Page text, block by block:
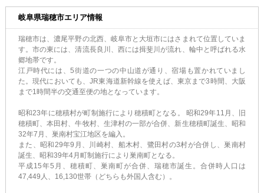
岐阜県瑞穂市エリア情報
瑞穂市は、濃尾平野の北西、岐阜市と大垣市にはさまれて位置していま
す。市の東には、清流長良川、西には揖斐川が流れ、輪中と呼ばれる水
郷地帯です。
江戸時代には、5街道の一つの中山道が通り、宿場も置かれていまし
た。現代においても、JR東海道新幹線を使えば、東京まで3時間、大阪
まで1時間半の交通至便の地となっています。
昭和23年に穂積村が町制施行により穂積町となる。 昭和29年11月、旧
穂積町、本田村、牛牧村、生津村の一部が合併、新生穂積町誕生、昭和
32年7月、巣南村宝江地区を編入。
また、昭和29年9月、川崎村、船木村、鷺田村の3村が合併し、巣南村
誕生、昭和39年4月町制施行により巣南町となる。
平成15年5月、穂積町、巣南町が合併、瑞穂市誕生。合併時人口は
47,449人、16,130世帯（どちらも外国人含む）。